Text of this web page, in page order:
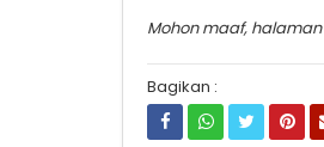
Mohon maaf, halaman
Bagikan :